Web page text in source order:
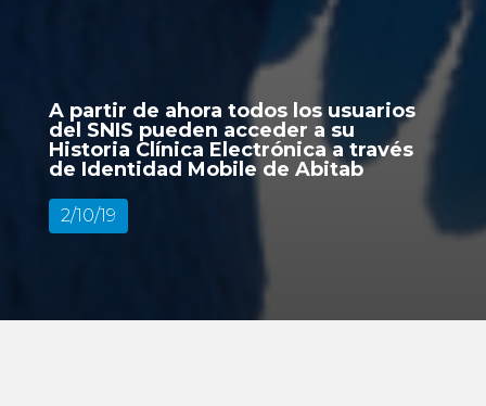
A partir de ahora todos los usuarios
del SNIS pueden acceder a su
Historia Clínica Electrónica a través
de Identidad Mobile de Abitab
2/10/19